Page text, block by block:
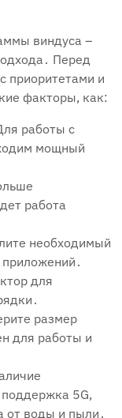
виндуса –
Перед
приоритетами и
факторы, как:
работы с
мощный
работа
необходимый
для
размер
для работы и
5G,
от воды и пыли․